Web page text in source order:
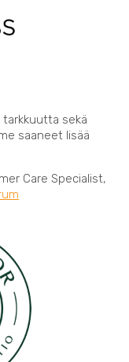
sekä
saaneet lisää
Care Specialist,